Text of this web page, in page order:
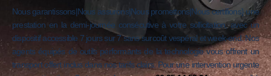
Nous garantissons|Nous assurons|Nous promettons|Nous certifions} une
prestation en la demi-journée consécutive à votre sollicitation, avec un
dispositif accessible 7 jours sur 7 sans surcoût vespéral et week-end. Nos
agents équipés de outils performants de la technologie vous offrent un
transport offert inclus dans nos tarifs clairs. Pour une intervention urgente